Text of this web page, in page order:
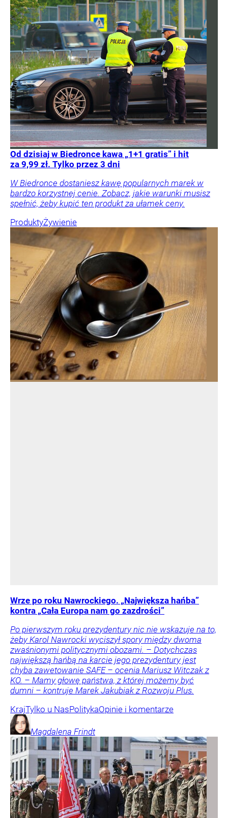
Od dzisiaj w Biedronce kawa „1+1 gratis” i hit
za 9,99 zł. Tylko przez 3 dni
W Biedronce dostaniesz kawę popularnych marek w
bardzo korzystnej cenie. Zobacz, jakie warunki musisz
spełnić, żeby kupić ten produkt za ułamek ceny.
ProduktyŻywienie
Wrze po roku Nawrockiego. „Największa hańba”
kontra „Cała Europa nam go zazdrości”
Po pierwszym roku prezydentury nic nie wskazuje na to,
żeby Karol Nawrocki wyciszył spory między dwoma
zwaśnionymi politycznymi obozami. – Dotychczas
największą hańbą na karcie jego prezydentury jest
chyba zawetowanie SAFE – ocenia Mariusz Witczak z
KO. – Mamy głowę państwa, z której możemy być
dumni – kontruje Marek Jakubiak z Rozwoju Plus.
KrajTylko u NasPolitykaOpinie i komentarze
Magdalena Frindt